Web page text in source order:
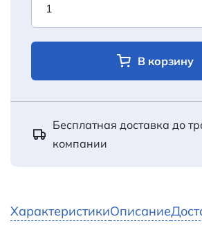
В корзину
Бесплатная доставка до
компании
ХарактеристикиОписание